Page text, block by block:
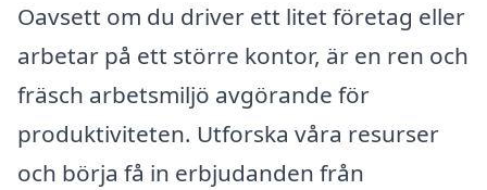
Oavsett om du driver ett litet företag eller
arbetar på ett större kontor, är en ren och
fräsch arbetsmiljö avgörande för
produktiviteten. Utforska våra resurser
och börja få in erbjudanden från